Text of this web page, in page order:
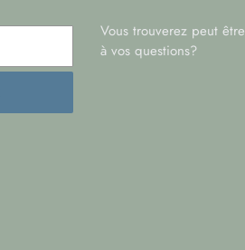
Vous trouverez peut être
à vos questions?